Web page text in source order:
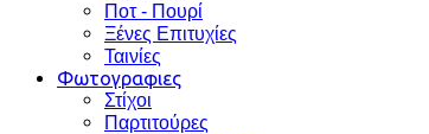
Ποτ - Πουρί
Ξένες Επιτυχίες
Ταινίες
Φωτογραφιες
Στίχοι
Παρτιτούρες